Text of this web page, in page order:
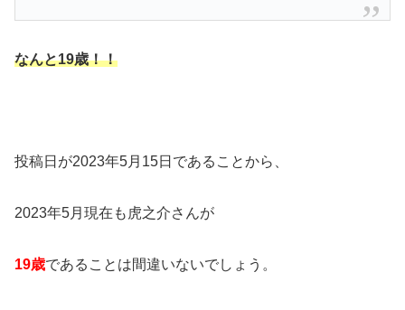
なんと19歳！！
投稿日が2023年5月15日であることから、
2023年5月現在も虎之介さんが
19歳であることは間違いないでしょう。